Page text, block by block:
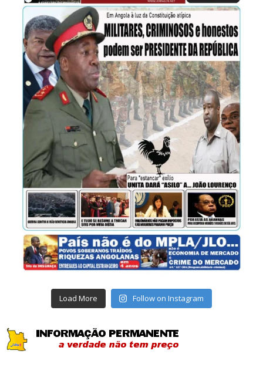
Load More Follow on Instagram